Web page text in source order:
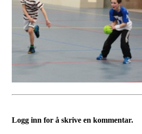
Logg inn for å skrive en kommentar.